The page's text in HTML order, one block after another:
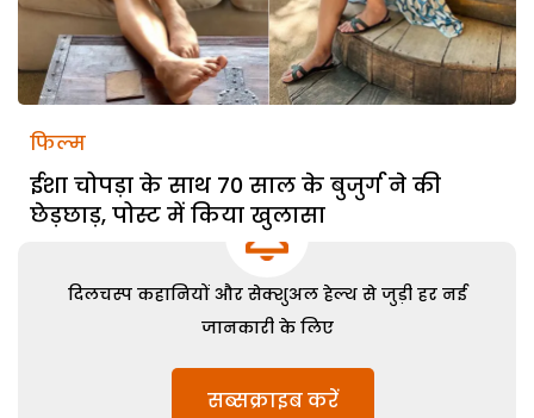
फिल्म
ईशा चोपड़ा के साथ 70 साल के बुजुर्ग ने की
छेड़छाड़, पोस्ट में किया खुलासा
दिलचस्प कहानियों और सेक्शुअल हेल्थ से जुड़ी हर नई
जानकारी के लिए
सब्सक्राइब करें